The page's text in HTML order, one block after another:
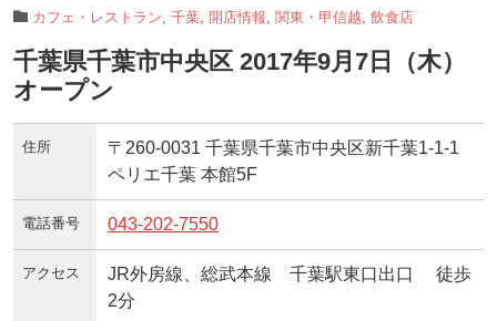
カフェ・レストラン 千葉 開店情報 関東・甲信越 飲食店
千葉県千葉市中央区 2017年9月7日（木）
オープン
住所
〒260-0031 千葉県千葉市中央区新千葉1-1-1
ペリエ千葉 本館5F
電話番号 043-202-7550
アクセス
JR外房線、総武本線 千葉駅東口出口 徒歩
2分